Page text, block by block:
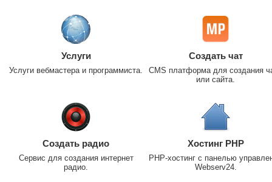
Услуги
Услуги вебмастера и программиста.
Создать чат
CMS платформа для создания
или сайта.
Создать радио
Сервис для создания интернет
радио.
Хостинг PHP
PHP-хостинг с панелью
Webserv24.